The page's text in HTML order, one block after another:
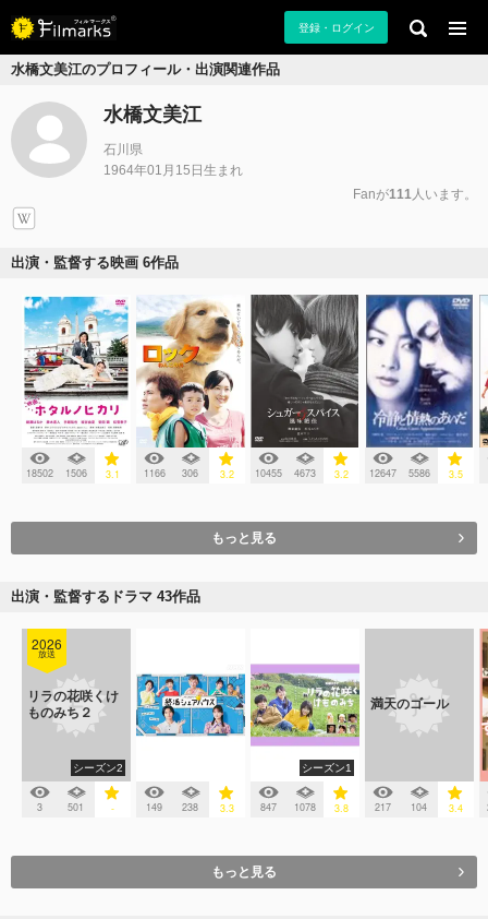
登録・ログイン
水橋文美江のプロフィール・出演関連作品
水橋文美江
石川県
1964年01月15日生まれ
Fanが111人います。
出演・監督する映画 6作品
18502 1506 3.1 1166 306 3.2 10455 4673 3.2 12647 5586 3.5
もっと見る
出演・監督するドラマ 43作品
リラの花咲くけ
ものみち２
2026
放送
シーズン2
3 501 - 149 238 3.3
シーズン1
847 1078 3.8
満天のゴール
217 104 3.4
もっと見る